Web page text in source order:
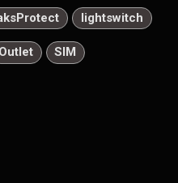
lightswitch
Outlet SIM